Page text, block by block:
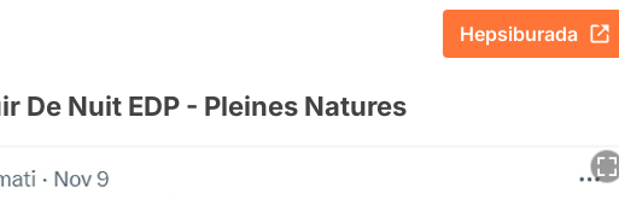
Hepsiburada
De Nuit EDP - Pleines Natures